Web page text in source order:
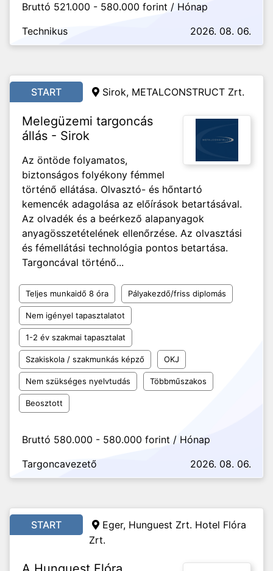
Bruttó 521.000 - 580.000 forint / Hónap
Technikus
2026. 08. 06.
START Sirok, METALCONSTRUCT Zrt.
Melegüzemi targoncás
állás - Sirok
Az öntöde folyamatos,
biztonságos folyékony fémmel
történő ellátása. Olvasztó- és hőntartó
kemencék adagolása az előírások betartásával.
Az olvadék és a beérkező alapanyagok
anyagösszetételének ellenőrzése. Az olvasztási
és fémellátási technológia pontos betartása.
Targoncával történő...
Teljes munkaidő 8 óra Pályakezdő/friss diplomás
Nem igényel tapasztalatot
1-2 év szakmai tapasztalat
Szakiskola / szakmunkás képző OKJ
Nem szükséges nyelvtudás Többműszakos
Beosztott
Bruttó 580.000 - 580.000 forint / Hónap
Targoncavezető
2026. 08. 06.
START
Eger, Hunguest Zrt. Hotel Flóra
Zrt.